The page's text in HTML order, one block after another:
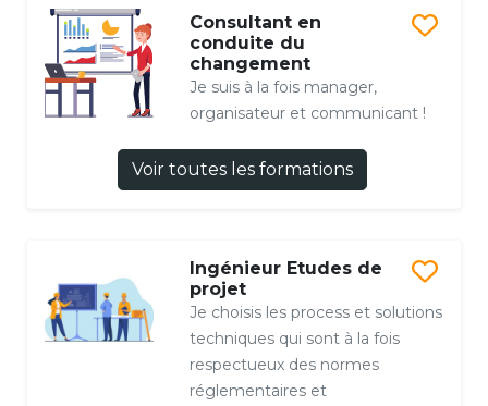
Consultant en
conduite du
changement
Je suis à la fois manager,
organisateur et communicant !
Voir toutes les formations
Ingénieur Etudes de
projet
Je choisis les process et solutions
techniques qui sont à la fois
respectueux des normes
réglementaires et